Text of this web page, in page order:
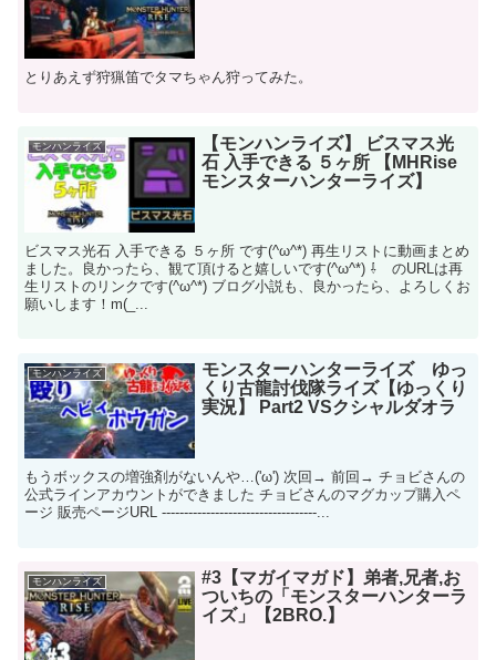
とりあえず狩猟笛でタマちゃん狩ってみた。
モンハンライズ
【モンハンライズ】 ビスマス光
石 入手できる ５ヶ所 【MHRise
モンスターハンターライズ】
ビスマス光石 入手できる ５ヶ所 です(^ω^*) 再生リストに動画まとめ
ました。良かったら、観て頂けると嬉しいです(^ω^*) ⇩ のURLは再
生リストのリンクです(^ω^*) ブログ小説も、良かったら、よろしくお
願いします！m(_...
モンハンライズ
モンスターハンターライズ ゆっ
くり古龍討伐隊ライズ【ゆっくり
実況】 Part2 VSクシャルダオラ
もうボックスの増強剤がないんや…('ω') 次回→ 前回→ チョビさんの
公式ラインアカウントができました チョビさんのマグカップ購入ペ
ージ 販売ページURL -----------------------------------...
モンハンライズ
#3【マガイマガド】弟者,兄者,お
ついちの「モンスターハンターラ
イズ」【2BRO.】